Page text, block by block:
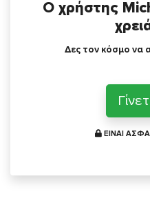
Ο χρήστης
Δες τον κόσμο να
ΕΙΝΑΙ